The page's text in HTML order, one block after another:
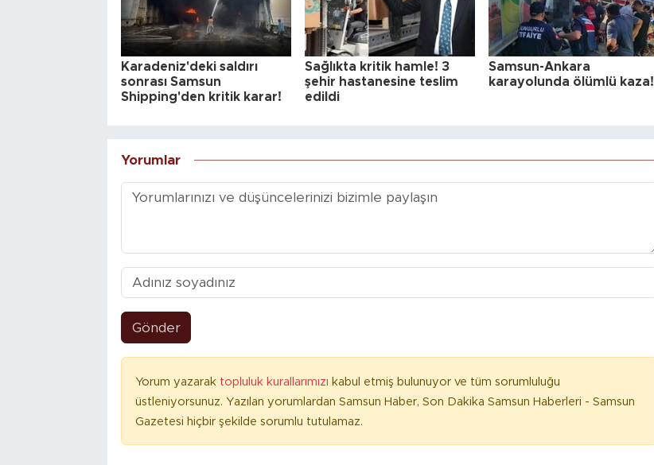
Karadeniz'deki saldırı
sonrası Samsun
Shipping'den kritik karar!
Sağlıkta kritik hamle! 3
şehir hastanesine teslim
edildi
Samsun-Ankara
karayolunda ölümlü kaza!
Yorumlar
Gönder
Yorum yazarak topluluk kurallarımızı kabul etmiş bulunuyor ve tüm sorumluluğu
üstleniyorsunuz. Yazılan yorumlardan Samsun Haber, Son Dakika Samsun Haberleri - Samsun
Gazetesi hiçbir şekilde sorumlu tutulamaz.